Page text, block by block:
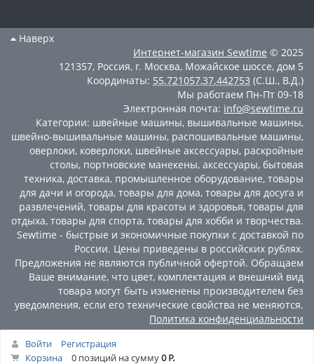
Наверх
Интернет-магазин Sewtime © 2025
121357, Россия, г. Москва, Можайское шоссе, дом 5
Координаты: 55.721057,37.442753 (С.Ш., В.Д.)
Мы работаем Пн-Пт 09-18
Электронная почта: info@sewtime.ru
Категории: швейные машины, вышивальные машины,
швейно-вышивальные машины, распошивальные машины,
оверлоки, коверлоки, швейные аксессуары, раскройные
столы, портновские манекены, аксессуары, бытовая
техника, доставка, промышленное оборудование, товары
для дачи и огорода, товары для дома, товары для досуга и
развлечений, товары для красоты и здоровья, товары для
отдыха, товары для спорта, товары для хобби и творчества.
Sewtime - быстрые и экономичные покупки с доставкой по
России. Цены приведены в российских рублях.
Предложения не являются публичной офертой. Обращаем
Ваше внимание, что цвет, комплектация и внешний вид
товара могут быть изменены производителем без
уведомления, если его технические свойства не меняются.
Политика конфиденциальности
Войти
Регистрация
Корзина
0 позиций на сумму0 Р.